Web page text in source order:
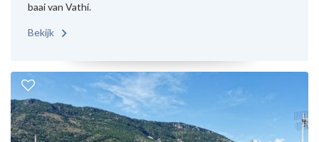
baai van Vathí.
Bekijk